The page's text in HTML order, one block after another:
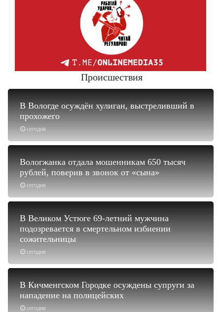
Происшествия
сегодня
В Вологде осуждён хулиган, выстреливший в
прохожего
сегодня
Вологжанка отдала мошенникам 650 тысяч
рублей, поверив в звонок от «сына»
сегодня
В Великом Устюге 69-летний мужчина
подозревается в смертельном избиении
сожительницы
сегодня
В Кичменгском Городке осуждены супруги за
нападение на полицейских